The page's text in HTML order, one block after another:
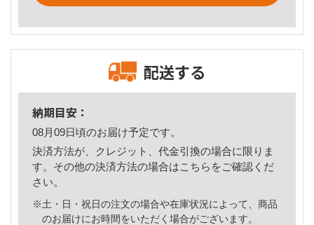
配送する
納期目安：
08月09日頃のお届け予定です。
決済方法が、クレジット、代金引換の場合に限りま
す。その他の決済方法の場合はこちら をご確認くだ
さい。
※土・日・祝日の注文の場合や在庫状況によって、商品
のお届けにお時間をいただく場合がございます。